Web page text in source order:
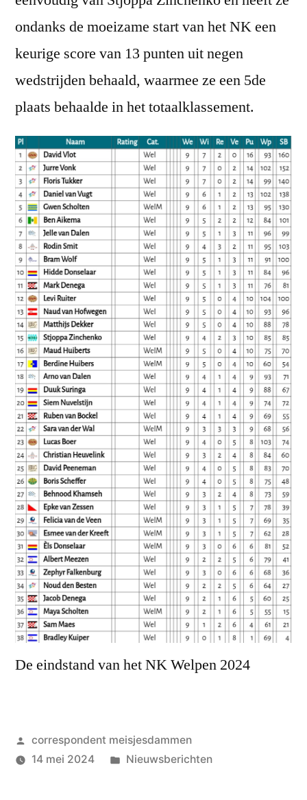
ondanks de moeizame start van het NK een
keurige score van 13 punten uit negen
wedstrijden behaald, waarmee ze een 5de
plaats behaalde in het totaalklassement.
De eindstand van het NK Welpen 2024
Geplaatst
door
correspondent meisjesdammen
14 mei 2024
Geplaatst
Nieuwsberichten